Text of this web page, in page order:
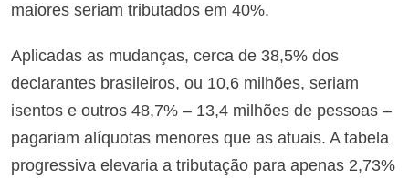
maiores seriam tributados em 40%.
Aplicadas as mudanças, cerca de 38,5% dos
declarantes brasileiros, ou 10,6 milhões, seriam
isentos e outros 48,7% – 13,4 milhões de pessoas –
pagariam alíquotas menores que as atuais. A tabela
progressiva elevaria a tributação para apenas 2,73%